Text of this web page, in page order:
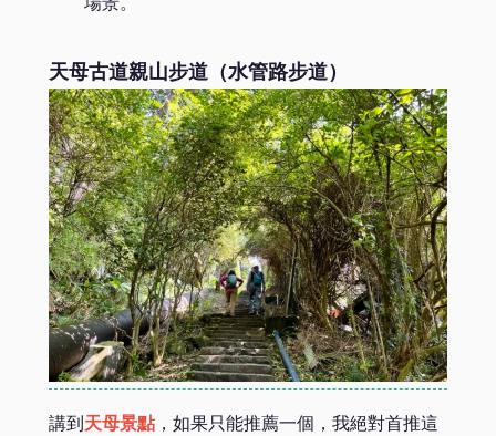
天母古道親山步道（水管路步道）
講到天母景點 ，如果只能推薦一個，我絕對首推這